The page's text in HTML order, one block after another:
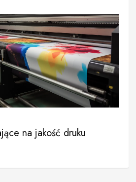
na jakość druku